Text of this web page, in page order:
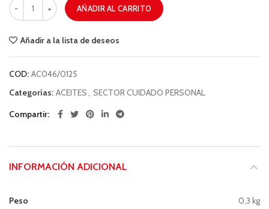
AÑADIR AL CARRITO
Añadir a la lista de deseos
COD: AC046/0125
Categorías: ACEITES, SECTOR CUIDADO PERSONAL
Compartir
INFORMACIÓN ADICIONAL
Peso 0,3 kg